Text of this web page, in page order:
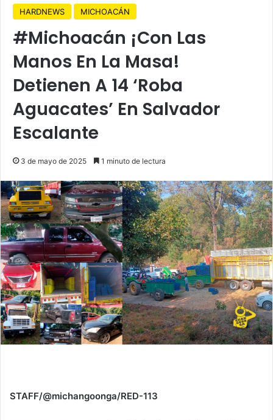
HARDNEWS MICHOACÁN
#Michoacán ¡Con Las
Manos En La Masa!
Detienen A 14 ‘Roba
Aguacates’ En Salvador
Escalante
3 de mayo de 2025 1 minuto de lectura
STAFF/@michangoonga/RED-113